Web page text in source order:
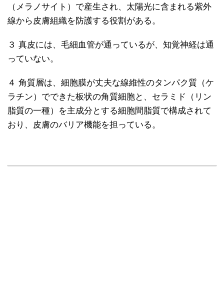
（メラノサイト）で産生され、太陽光に含まれる紫外
線から皮膚組織を防護する役割がある。
３ 真皮には、毛細血管が通っているが、知覚神経は通
っていない。
４ 角質層は、細胞膜が丈夫な線維性のタンパク質（ケ
ラチン）でできた板状の角質細胞と、セラミド（リン
脂質の一種）を主成分とする細胞間脂質で構成されて
おり、皮膚のバリア機能を担っている。